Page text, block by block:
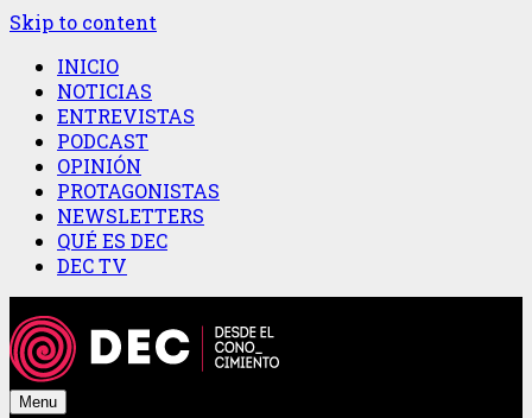
Skip to content
INICIO
NOTICIAS
ENTREVISTAS
PODCAST
OPINIÓN
PROTAGONISTAS
NEWSLETTERS
QUÉ ES DEC
DEC TV
Menu